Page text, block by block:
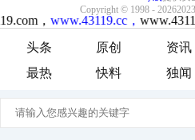
头条 原创 资讯
最热
快料 独闻